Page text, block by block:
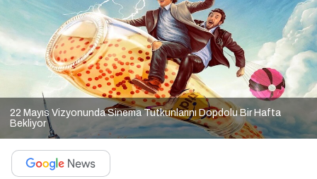
22 Mayıs Vizyonunda Sinema Tutkunlarını Dopdolu Bir Hafta
Bekliyor